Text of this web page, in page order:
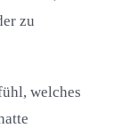
zu
welches